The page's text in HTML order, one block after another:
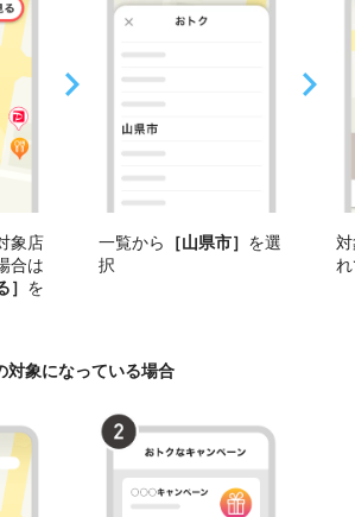
象店
合は
］ を
一覧から ［山県市］ を選
択
対象になっている場合